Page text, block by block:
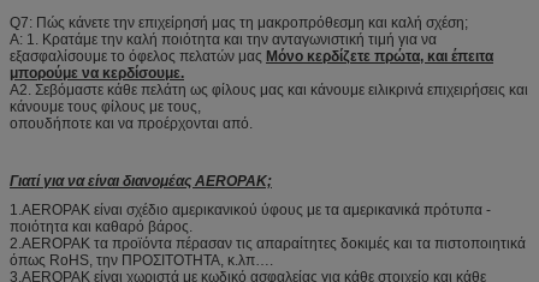
Q7: Πώς κάνετε την επιχείρησή μας τη μακροπρόθεσμη και καλή σχέση;
Α: 1. Κρατάμε την καλή ποιότητα και την ανταγωνιστική τιμή για να
εξασφαλίσουμε το όφελος πελατών μας Μόνο κερδίζετε πρώτα, και έπειτα
μπορούμε να κερδίσουμε.
A2. Σεβόμαστε κάθε πελάτη ως φίλους μας και κάνουμε ειλικρινά επιχειρήσεις και
κάνουμε τους φίλους με τους,
οπουδήποτε και να προέρχονται από.
Γιατί για να είναι διανομέας AEROPAK;
1.AEROPAK είναι σχέδιο αμερικανικού ύφους με τα αμερικανικά πρότυπα -
ποιότητα και καθαρό βάρος.
2.AEROPAK τα προϊόντα πέρασαν τις απαραίτητες δοκιμές και τα πιστοποιητικά
όπως RoHS, την ΠΡΟΣΙΤΟΤΗΤΑ, κ.λπ….
3.AEROPAK είναι χωριστά με κωδικό ασφαλείας για κάθε στοιχείο και κάθε